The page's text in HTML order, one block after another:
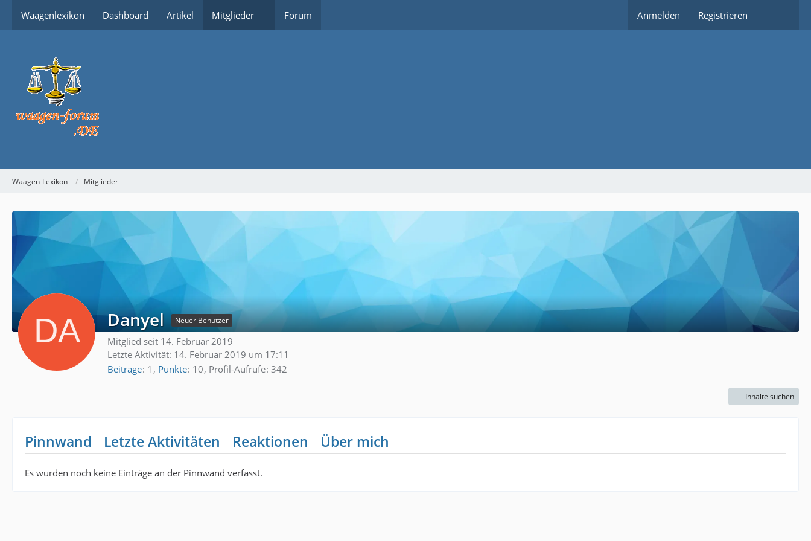
Waagenlexikon Dashboard Artikel Mitglieder Forum Anmelden Registrieren
Waagen-Lexikon Mitglieder
Danyel Neuer Benutzer
Mitglied seit 14. Februar 2019
Letzte Aktivität: 14. Februar 2019 um 17:11
Beiträge 1 Punkte 10 Profil-Aufrufe 342
Inhalte suchen
Pinnwand Letzte Aktivitäten Reaktionen Über mich
Es wurden noch keine Einträge an der Pinnwand verfasst.